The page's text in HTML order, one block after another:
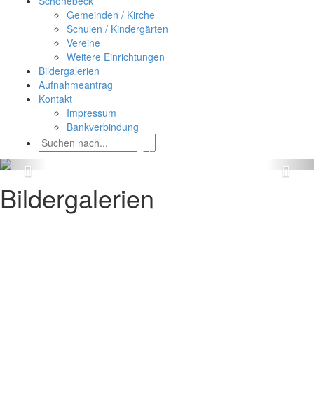
Gemeinden / Kirche
Schulen / Kindergärten
Vereine
Weitere Einrichtungen
Bildergalerien
Aufnahmeantrag
Kontakt
Impressum
Bankverbindung
Bildergalerien